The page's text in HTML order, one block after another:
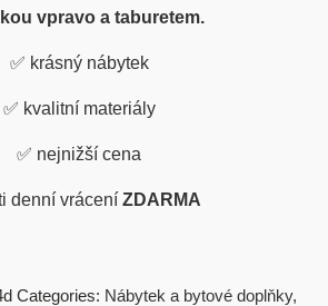
vpravo a taburetem.
✅ krásný nábytek
✅ kvalitní materiály
✅ nejnižší cena
denní vrácení ZDARMA
Categories: Nábytek a bytové doplňky,